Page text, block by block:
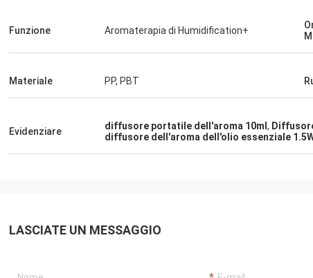
molto professionista del diffusore del
profumo
Funzione Aromaterapia di Humidification+
Materiale PP, PBT
Evidenziare diffusore portatile dell'aroma 10ml ,
diffusore dell'aroma dell'olio essenziale
LASCIATE UN MESSAGGIO